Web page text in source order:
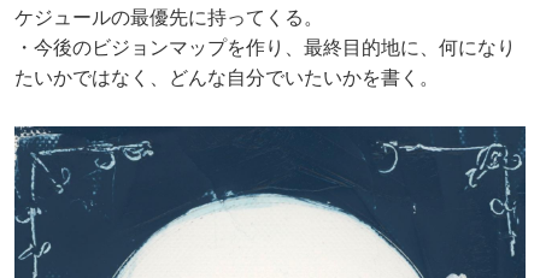
ケジュールの最優先に持ってくる。
・今後のビジョンマップを作り、最終目的地に、何になり
たいかではなく、どんな自分でいたいかを書く。